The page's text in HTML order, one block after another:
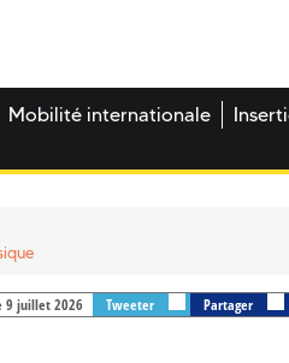
Mobilité internationale
9 juillet 2026 Tweeter Partager